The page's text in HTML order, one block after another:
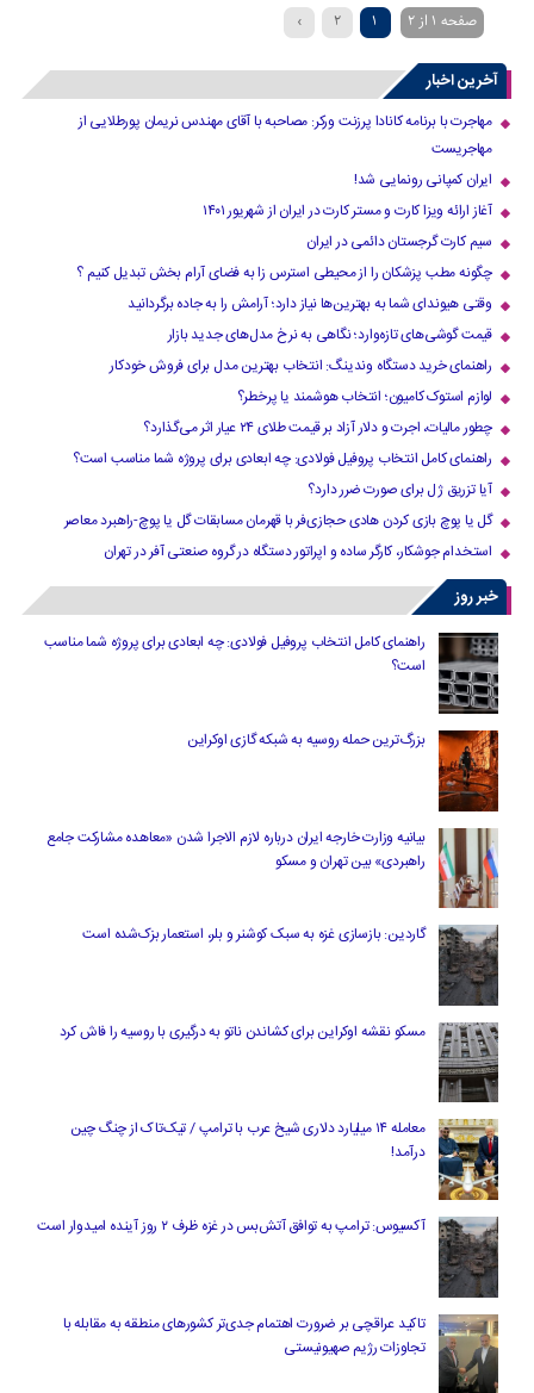
صفحه 1 از 2 1
2
›
آخرین اخبار
مهاجرت با برنامه کانادا پرزنت ورکر: مصاحبه با آقای مهندس نریمان پورطلایی از
مهاجریست
ایران کمپانی رونمایی شد!
آغاز ارائه ویزا کارت و مستر کارت در ایران از شهریور ۱۴۰۱
سیم کارت گرجستان دائمی در ایران
چگونه مطب پزشکان را از محیطی استرس زا به فضای آرام بخش تبدیل کنیم ؟
وقتی هیوندای شما به بهترین‌ها نیاز دارد؛ آرامش را به جاده برگردانید
قیمت گوشی‌های تازه‌وارد؛ نگاهی به نرخ مدل‌های جدید بازار
راهنمای خرید دستگاه وندینگ: انتخاب بهترین مدل برای فروش خودکار
لوازم استوک کامیون؛ انتخاب هوشمند یا پرخطر؟
چطور مالیات، اجرت و دلار آزاد بر قیمت طلای ۲۴ عیار اثر می‌گذارد؟
راهنمای کامل انتخاب پروفیل فولادی: چه ابعادی برای پروژه شما مناسب است؟
آیا تزریق ژل برای صورت ضرر دارد​؟
گل یا پوچ بازی کردن هادی حجازی‌فر با قهرمان مسابقات گل یا پوچ-راهبرد معاصر
استخدام جوشکار، کارگر ساده و اپراتور دستگاه در گروه صنعتی آفر در تهران
خبر روز
راهنمای کامل انتخاب پروفیل فولادی: چه ابعادی برای پروژه شما مناسب
است؟
بزرگ‌ترین حمله روسیه به شبکه گازی اوکراین
بیانیه وزارت خارجه ایران درباره لازم‌ الاجرا شدن «معاهده مشارکت جامع
راهبردی» بین تهران و مسکو
گاردین: بازسازی غزه به سبک کوشنر و بلر، استعمار بزک‌شده است
مسکو نقشه اوکراین برای کشاندن ناتو به درگیری با روسیه را فاش کرد
معامله ۱۴ میلیارد دلاری شیخ عرب با ترامپ / تیک‌تاک از چنگ چین
درآمد!
آکسیوس: ترامپ به توافق آتش‌بس در غزه ظرف ۲ روز آینده امیدوار است
تاکید عراقچی بر ضرورت اهتمام جدی‌تر کشورهای منطقه به مقابله با
تجاوزات رژیم صهیونیستی